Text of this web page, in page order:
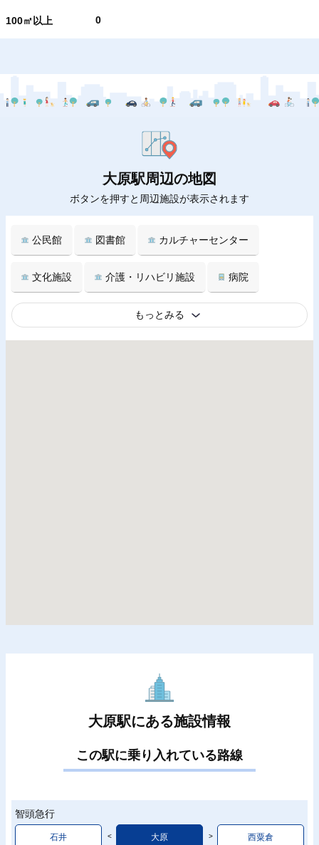
100㎡以上 0
大原駅周辺の地図
ボタンを押すと周辺施設が表示されます
公民館 図書館 カルチャーセンター
文化施設 介護・リハビリ施設 病院
もっとみる
大原駅にある施設情報
この駅に乗り入れている路線
智頭急行
石井 大原 西粟倉